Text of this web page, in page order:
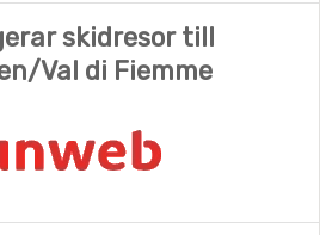
skidresor till
Val di Fiemme